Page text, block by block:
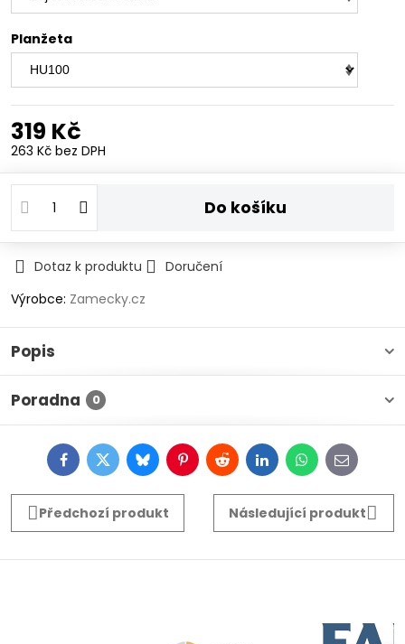
Planžeta
319 Kč
263 Kč bez DPH
Do košíku
Dotaz k produktu
Doručení
Výrobce: Zamecky.cz
Popis
Poradna 0
FacebookTwitterBlueskyPinterestRedditLinkedInWhatsApp
E-
mail
Předchozí produkt
Následující produkt